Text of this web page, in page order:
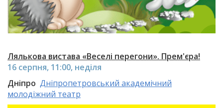
Лялькова вистава «Веселі перегони». Прем'єра!
16 серпня, 11:00, неділя
Дніпро Дніпропетровський академічний
молодіжний театр